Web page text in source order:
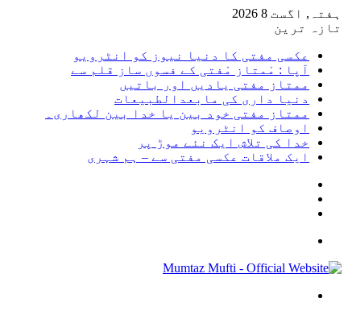
ہفتہ, اگست 8 2026
تازہ ترین
عکسی مفتی کا دنیا نیوز کو انٹرویو
آپا : مْمتاز مْفتی کے فسوں ساز قلم سے
ممتاز مفتی یادیں اور باتیں
دنیا داری کی مابعدالطبیعات
ممتاز مفتی خود بین یا خدا بین لکھاری۔
اوصاف کو انٹرویو
خدا کی تلاش ایک نئے موڑ پر
ایک ملاقات عکسی مفتی سے – ہم شہری